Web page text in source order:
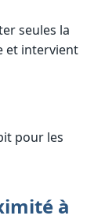
seules la
et intervient
pour les
à